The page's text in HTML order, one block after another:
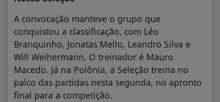
A convocação manteve o grupo que
conquistou a classificação, com Léo
Branquinho, Jonatas Mello, Leandro Silva e
Will Weihermann. O treinador é Mauro
Macedo. Já na Polônia, a Seleção treina no
palco das partidas nesta segunda, no apronto
final para a competição.